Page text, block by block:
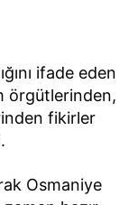
ifade eden
örgütlerinden,
fikirler
Osmaniye